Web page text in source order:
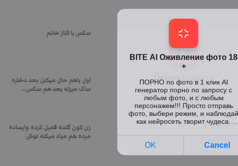
سکس با الناز خانم
اول باهم حال میکنن بعد دختره
ساک میزنه بعد هم سکس...
زن کون گنده قمبل کرده وایساده
مرده هم میاد میکنه توش